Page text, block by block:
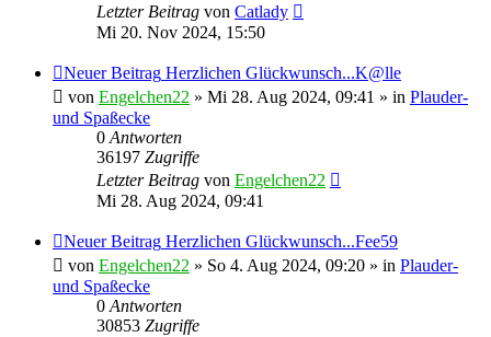
Letzter Beitrag von Catlady
Mi 20. Nov 2024, 15:50
Neuer Beitrag Herzlichen Glückwunsch...K@lle
von Engelchen22 » Mi 28. Aug 2024, 09:41 » in Plauder-
und Spaßecke
0Antworten
36197 Zugriffe
Letzter Beitrag von Engelchen22
Mi 28. Aug 2024, 09:41
Neuer Beitrag Herzlichen Glückwunsch...Fee59
von Engelchen22 » So 4. Aug 2024, 09:20 » in Plauder-
und Spaßecke
0Antworten
30853 Zugriffe